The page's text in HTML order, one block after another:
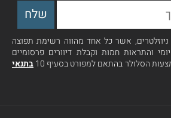
אשר כל אחד מהווה רשימת תפוצה
והתראות חמות וקבלת דיוורים פרסומיים
הסלולר בהתאם למפורט בסעיף 10
בתנאי